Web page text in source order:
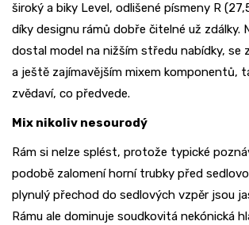
široký a biky Level, odlišené písmeny R
díky designu rámů dobře čitelné už zdálky.
dostal model na nižším středu nabídky, se
a ještě zajímavějším mixem komponentů,
zvědaví, co předvede.
Mix nikoliv nesourodý
Rám si nelze splést, protože typické
podobě zalomení horní trubky před
plynulý přechod do sedlových vzpěr jsou
Rámu ale dominuje soudkovitá nekónická